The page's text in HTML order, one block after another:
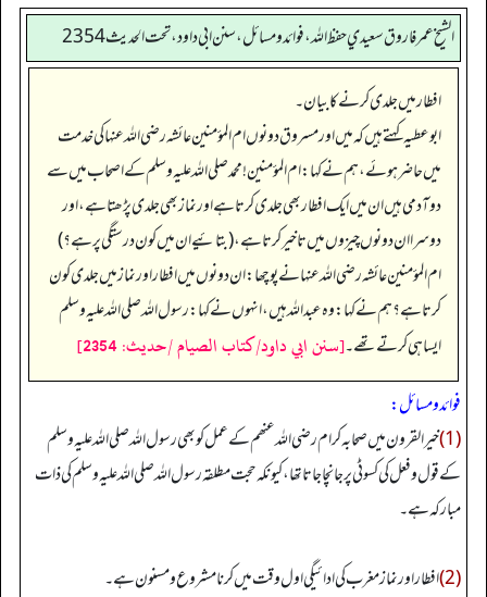
الشيخ عمر فاروق سعيدي حفظ الله، فوائد و مسائل، سنن ابي داود ، تحت الحديث 2354
افطار میں جلدی کرنے کا بیان۔
ابوعطیہ کہتے ہیں کہ میں اور مسروق دونوں ام المؤمنین عائشہ رضی اللہ عنہا کی خدمت
میں حاضر ہوئے، ہم نے کہا: ام المؤمنین! محمد صلی اللہ علیہ وسلم کے اصحاب میں سے
دو آدمی ہیں ان میں ایک افطار بھی جلدی کرتا ہے اور نماز بھی جلدی پڑھتا ہے، اور
دوسرا ان دونوں چیزوں میں تاخیر کرتا ہے، (بتائیے ان میں کون درستگی پر ہے؟)
ام المؤمنین عائشہ رضی اللہ عنہا نے پوچھا: ان دونوں میں افطار اور نماز میں جلدی کون
کرتا ہے؟ ہم نے کہا: وہ عبداللہ ہیں، انہوں نے کہا: رسول اللہ صلی اللہ علیہ وسلم
ایسا ہی کرتے تھے۔[سنن ابي داود/كتاب الصيام /حدیث: 2354]
فوائد ومسائل:
(1) خیر القرون میں صحابہ کرام رضی اللہ عنھم کے عمل کو بھی رسول اللہ صلی اللہ علیہ وسلم
کے قول و فعل کی کسوٹی پر جانچا جاتا تھا، کیونکہ حجت مطلقہ رسول اللہ صلی اللہ علیہ وسلم کی ذات
مبارکہ ہے۔
(2) افطار اور نماز مغرب کی ادائیگی اول وقت میں کرنا مشروع و مسنون ہے۔